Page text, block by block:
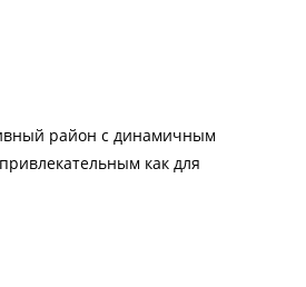
район с динамичным
как для